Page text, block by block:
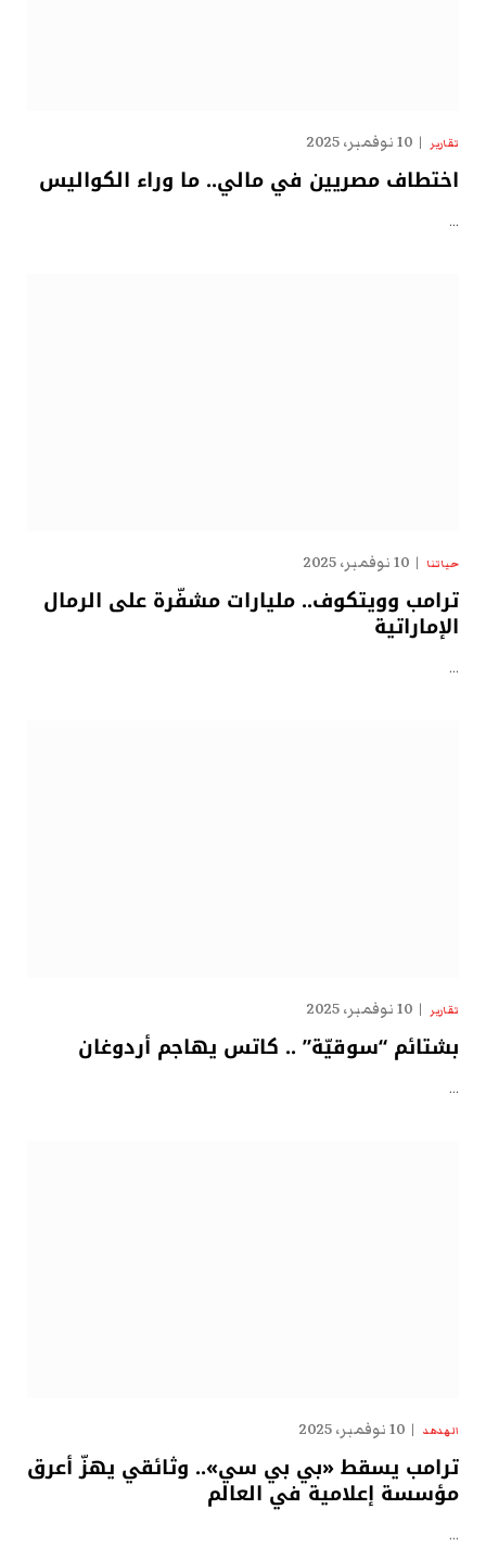
تقارير 10 نوفمبر، 2025
اختطاف مصريين في مالي.. ما وراء الكواليس
…
حياتنا 10 نوفمبر، 2025
ترامب وويتكوف.. مليارات مشفّرة على الرمال
الإماراتية
…
تقارير 10 نوفمبر، 2025
بشتائم “سوقيّة” .. كاتس يهاجم أردوغان
…
الهدهد 10 نوفمبر، 2025
ترامب يسقط «بي بي سي».. وثائقي يهزّ أعرق
مؤسسة إعلامية في العالم
…